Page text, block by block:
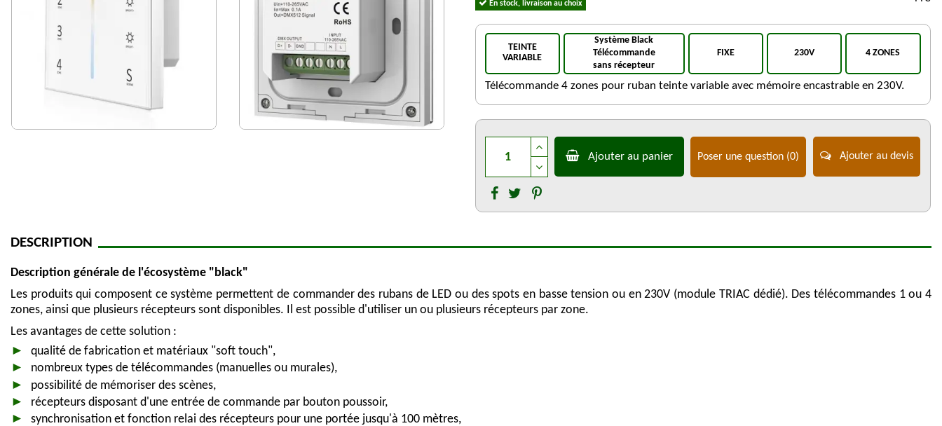
En stock, livraison au choix
TEINTE
VARIABLE
Système Black
Télécommande
sans récepteur
FIXE 230V 4 ZONES
Télécommande 4 zones pour ruban teinte variable avec mémoire encastrable en 230V.
Ajouter au panier Poser une question (0) Ajouter au devis
DESCRIPTION
Description générale de l'écosystème "black"
Les produits qui composent ce système permettent de commander des rubans de LED ou des spots en basse tension ou en 230V (module TRIAC dédié). Des télécommandes 1 ou 4
zones, ainsi que plusieurs récepteurs sont disponibles. Il est possible d'utiliser un ou plusieurs récepteurs par zone.
Les avantages de cette solution :
qualité de fabrication et matériaux "soft touch",
nombreux types de télécommandes (manuelles ou murales),
possibilité de mémoriser des scènes,
récepteurs disposant d'une entrée de commande par bouton poussoir,
synchronisation et fonction relai des récepteurs pour une portée jusqu'à 100 mètres,